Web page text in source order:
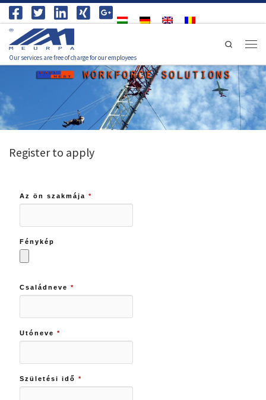
Skip to content
Our services are free of charge for our employees
Search
Register to apply
Az ön szakmája *
Fénykép
Családneve *
Utóneve *
Születési idő *